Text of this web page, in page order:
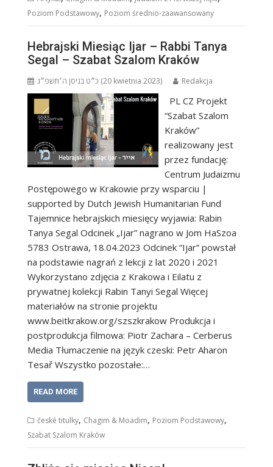
Poziom Podstawowy, Poziom średnio-zaawansowany
Hebrajski Miesiąc Ijar – Rabbi Tanya
Segal – Szabat Szalom Kraków
כ״ט בניסן ה׳תשפ״ג (20 kwietnia 2023) Redakcja
PL CZ Projekt
“Szabat Szalom
Kraków”
realizowany jest
przez fundację:
Centrum Judaizmu
Postępowego w Krakowie przy wsparciu |
supported by Dutch Jewish Humanitarian Fund
Tajemnice hebrajskich miesięcy wyjawia: Rabin
Tanya Segal Odcinek „Ijar” nagrano w Jom HaSzoa
5783 Ostrawa, 18.04.2023 Odcinek “Ijar” powstał
na podstawie nagrań z lekcji z lat 2020 i 2021
Wykorzystano zdjęcia z Krakowa i Eilatu z
prywatnej kolekcji Rabin Tanyi Segal Więcej
materiałów na stronie projektu
www.beitkrakow.org/szszkrakow Produkcja i
postprodukcja filmowa: Piotr Zachara – Cerberus
Media Tłumaczenie na język czeski: Petr Aharon
Tesař Wszystko pozostałe:…
READ MORE
české titulky, Chagim & Moadim, Poziom Podstawowy,
Szabat Szalom Kraków